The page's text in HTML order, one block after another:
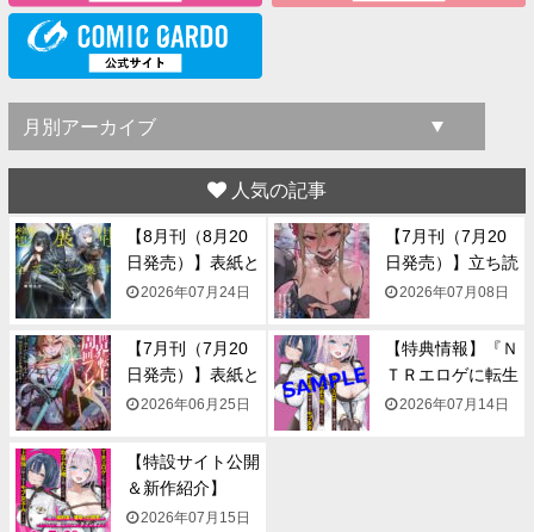
人気の記事
【8月刊（8月20
日発売）】表紙と
一...2026年07月24日
【7月刊（7月20
日発売）】立ち読
み...2026年07月08日
【7月刊（7月20
日発売）】表紙と
一...2026年06月25日
【特典情報】『Ｎ
ＴＲエロゲに転生
して...
2026年07月14日
【特設サイト公開
＆新作紹介】
『NTR...
2026年07月15日